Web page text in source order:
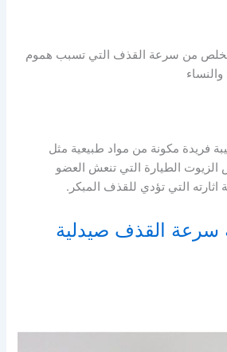
من سرعة القذف التي تسبب هموم
فريدة مكونة من مواد طبيعية مثل
الزيوت الطيارة التي تنعش العضو
التي تؤدي للقذف المبكر.
سرعة القذف صيدلية